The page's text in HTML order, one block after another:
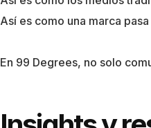
Así es como una marca
En 99 Degrees, no solo